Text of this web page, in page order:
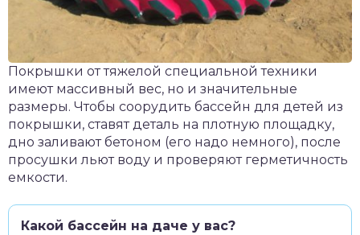
Покрышки от тяжелой специальной техники
имеют массивный вес, но и значительные
размеры. Чтобы соорудить бассейн для детей из
покрышки, ставят деталь на плотную площадку,
дно заливают бетоном (его надо немного), после
просушки льют воду и проверяют герметичность
емкости.
Какой бассейн на даче у вас?